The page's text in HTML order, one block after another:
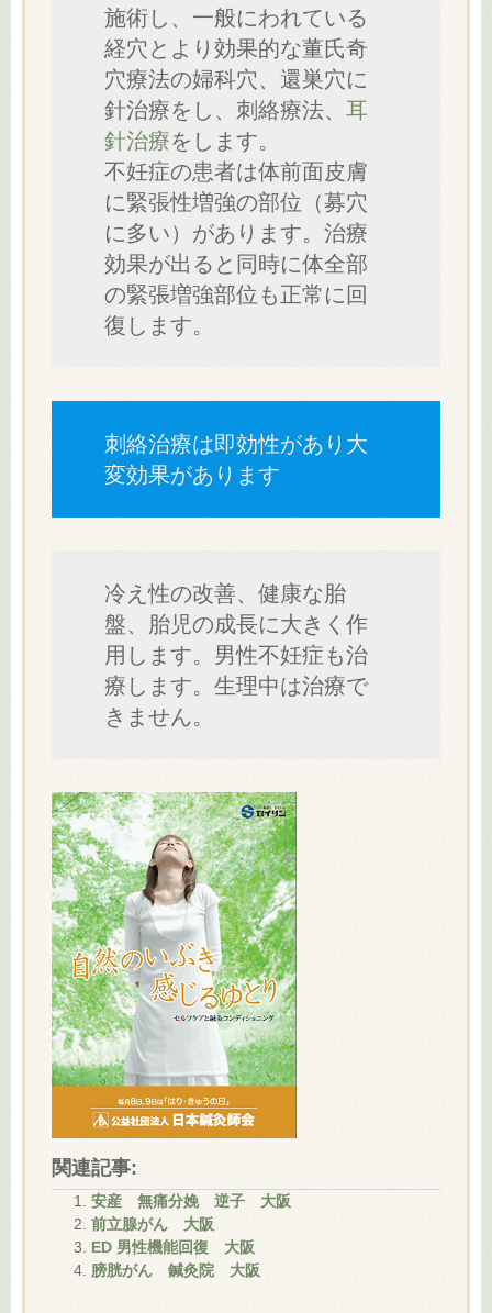
施術し、一般にわれている
経穴とより効果的な董氏奇
穴療法の婦科穴、還巣穴に
針治療をし、刺絡療法、 耳
針治療をします。
不妊症の患者は体前面皮膚
に緊張性増強の部位（募穴
に多い）があります。治療
効果が出ると同時に体全部
の緊張増強部位も正常に回
復します。
刺絡治療は即効性があり大
変効果があります
冷え性の改善、健康な胎
盤、胎児の成長に大きく作
用します。男性不妊症も治
療します。生理中は治療で
きません。
関連記事:
安産 無痛分娩 逆子 大阪
前立腺がん 大阪
ED 男性機能回復 大阪
膀胱がん 鍼灸院 大阪